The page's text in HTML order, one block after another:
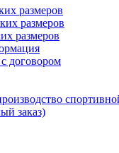
размеров
размеров
размеров
договором
заказ)